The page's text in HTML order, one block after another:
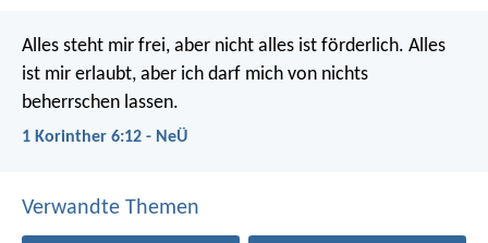
Alles steht mir frei, aber nicht alles ist förderlich. Alles
ist mir erlaubt, aber ich darf mich von nichts
beherrschen lassen.
1 Korinther 6:12 - NeÜ
Verwandte Themen